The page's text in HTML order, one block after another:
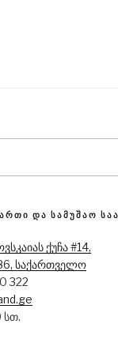
ᲓᲐ ᲡᲐᲛᲣᲨᲐᲝ
ქუჩა #14,
საქართველო
322
სთ.